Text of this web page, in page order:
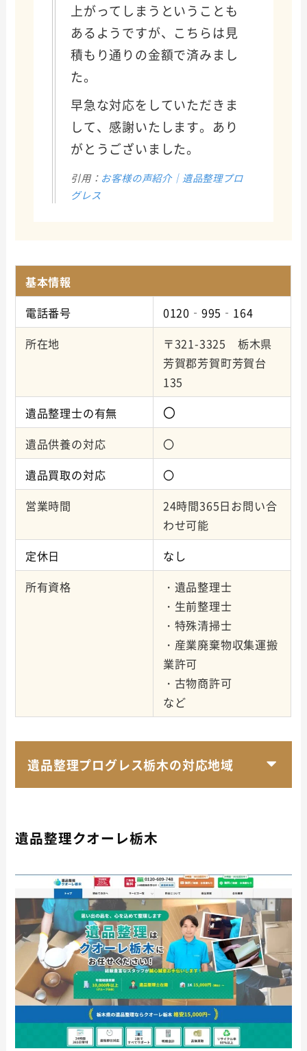
上がってしまうということも
あるようですが、こちらは見
積もり通りの金額で済みまし
た。
早急な対応をしていただきま
して、感謝いたします。あり
がとうございました。
引用： お客様の声紹介｜遺品整理プロ
グレス
基本情報
電話番号
0120‐995‐164
所在地
〒321-3325 栃木県
芳賀郡芳賀町芳賀台
135
遺品整理士の有無
〇
遺品供養の対応
〇
遺品買取の対応
〇
営業時間
24時間365日お問い合
わせ可能
定休日
なし
所有資格
・遺品整理士
・生前整理士
・特殊清掃士
・産業廃棄物収集運搬
業許可
・古物商許可
など
遺品整理プログレス栃木の対応地域
遺品整理クオーレ栃木